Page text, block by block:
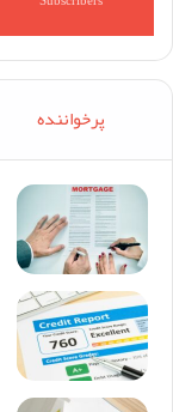
پرخواننده